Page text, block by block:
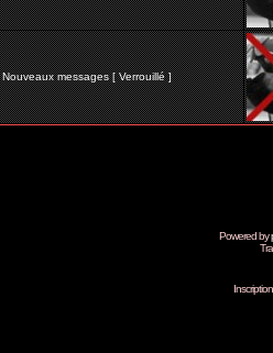
Nouveaux messages [ Verrouillé ]
Powered by